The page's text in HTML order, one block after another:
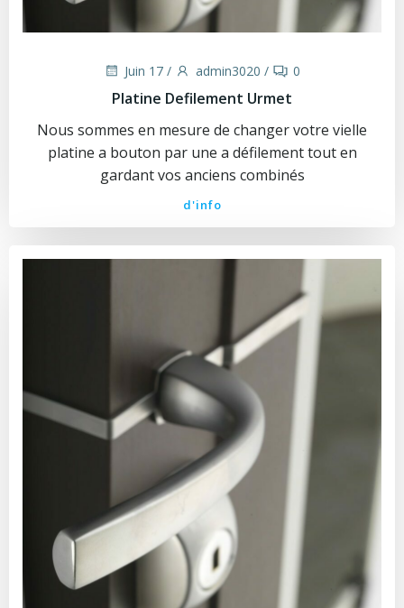
Juin 17 / admin3020 / 0
Platine Defilement Urmet
Nous sommes en mesure de changer votre vielle
platine a bouton par une a défilement tout en
gardant vos anciens combinés
d'info